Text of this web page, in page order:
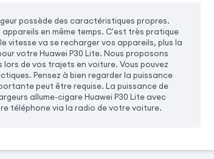
possède des caractéristiques propres.
en même temps. C'est très pratique
vitesse va se recharger vos appareils, plus la
votre Huawei P30 Lite. Nous proposons
de vos trajets en voiture. Vous pouvez
Pensez à bien regarder la puissance
peut être requise. La puissance de
allume-cigare Huawei P30 Lite avec
téléphone via la radio de votre voiture.